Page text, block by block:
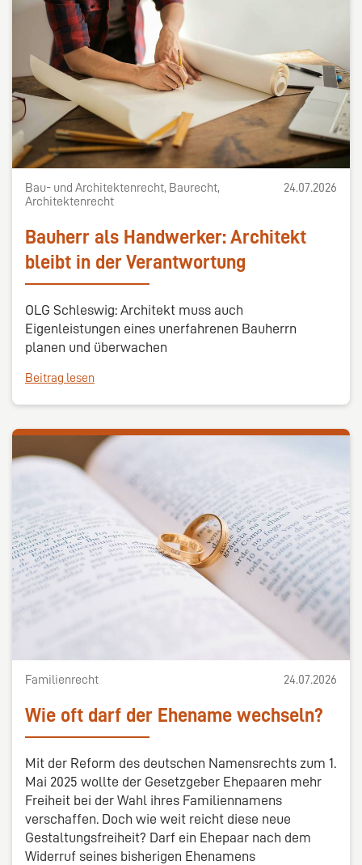
Bau- und Architektenrecht, Baurecht,
Architektenrecht
24.07.2026
Bauherr als Handwerker: Architekt
bleibt in der Verantwortung
OLG Schleswig: Architekt muss auch
Eigenleistungen eines unerfahrenen Bauherrn
planen und überwachen
Beitrag lesen
Familienrecht 24.07.2026
Wie oft darf der Ehename wechseln?
Mit der Reform des deutschen Namensrechts zum 1.
Mai 2025 wollte der Gesetzgeber Ehepaaren mehr
Freiheit bei der Wahl ihres Familiennamens
verschaffen. Doch wie weit reicht diese neue
Gestaltungsfreiheit? Darf ein Ehepaar nach dem
Widerruf seines bisherigen Ehenamens